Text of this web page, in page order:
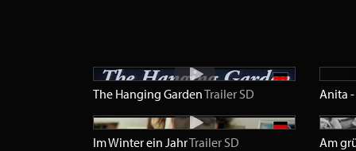
The Hanging GardenTrailer SD Anita -
Im Winter ein JahrTrailer SD Am